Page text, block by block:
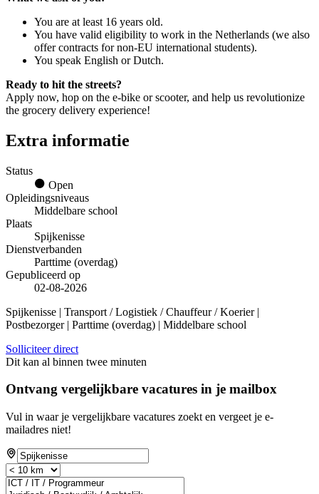
You are at least 16 years old.
You have valid eligibility to work in the Netherlands (we also
offer contracts for non-EU international students).
You speak English or Dutch.
Ready to hit the streets?
Apply now, hop on the e-bike or scooter, and help us revolutionize
the grocery delivery experience!
Extra informatie
Status
Open
Opleidingsniveaus
Middelbare school
Plaats
Spijkenisse
Dienstverbanden
Parttime (overdag)
Gepubliceerd op
02-08-2026
Spijkenisse | Transport / Logistiek / Chauffeur / Koerier |
Postbezorger | Parttime (overdag) | Middelbare school
Solliciteer direct
Dit kan al binnen twee minuten
Ontvang vergelijkbare vacatures in je mailbox
Vul in waar je vergelijkbare vacatures zoekt en vergeet je e-
mailadres niet!